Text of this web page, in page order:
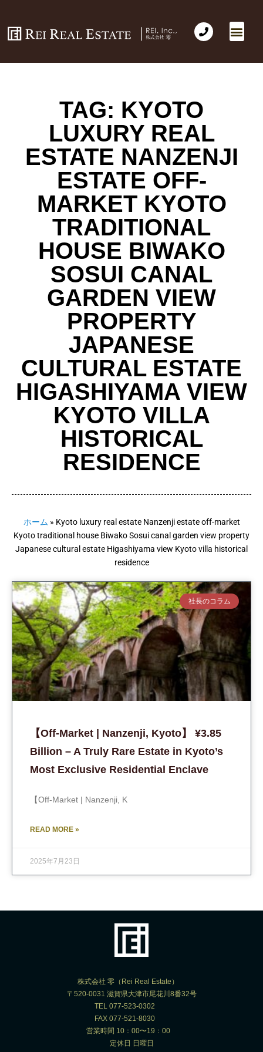
TAG: KYOTO
LUXURY REAL
ESTATE NANZENJI
ESTATE OFF-
MARKET KYOTO
TRADITIONAL
HOUSE BIWAKO
SOSUI CANAL
GARDEN VIEW
PROPERTY
JAPANESE
CULTURAL ESTATE
HIGASHIYAMA VIEW
KYOTO VILLA
HISTORICAL
RESIDENCE
ホーム » Kyoto luxury real estate Nanzenji estate off-market
Kyoto traditional house Biwako Sosui canal garden view property
Japanese cultural estate Higashiyama view Kyoto villa historical
residence
社長のコラム
【Off-Market | Nanzenji, Kyoto】 ¥3.85
Billion – A Truly Rare Estate in Kyoto’s
Most Exclusive Residential Enclave
【Off-Market | Nanzenji, K
READ MORE »
2025年7月23日
株式会社 零（Rei Real Estate）
〒520-0031 滋賀県大津市尾花川8番32号
TEL 077-523-0302
FAX 077-521-8030
営業時間 10：00〜19：00
定休日 日曜日